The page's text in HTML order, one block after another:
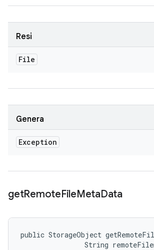
Resi
File
Genera
Exception
getRemoteFileMetaData
public StorageObject
String